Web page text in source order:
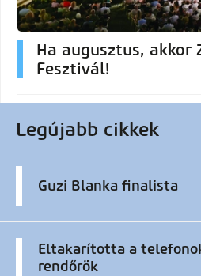
Ha augusztus, akkor
Fesztivál!
Legújabb cikkek
Guzi Blanka finalista
Eltakarította a
rendőrök